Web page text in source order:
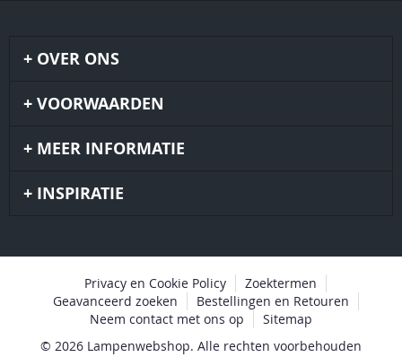
OVER ONS
VOORWAARDEN
MEER INFORMATIE
INSPIRATIE
Privacy en Cookie Policy
Zoektermen
Geavanceerd zoeken
Bestellingen en Retouren
Neem contact met ons op
Sitemap
© 2026 Lampenwebshop. Alle rechten voorbehouden